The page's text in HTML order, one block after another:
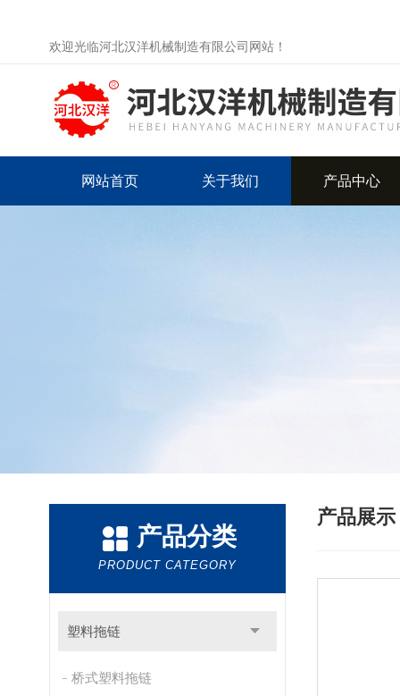
欢迎光临河北汉洋机械制造有限公司网站！
网站首页 关于我们 产品中心
产品分类
PRODUCT CATEGORY
塑料拖链
桥式塑料拖链
产品展示